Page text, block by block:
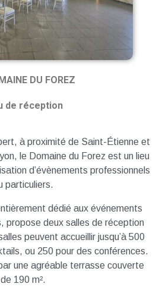
DU FOREZ
de réception
à proximité de Saint-Étienne et
le Domaine du Forez est un lieu
d’évènements professionnels
particuliers.
dédié aux événements
propose deux salles de réception
peuvent accueillir jusqu’à 500
ou 250 pour des conférences.
une agréable terrasse couverte
de 190 m².